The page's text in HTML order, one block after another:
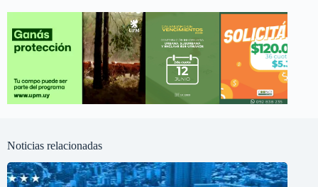
Noticias relacionadas